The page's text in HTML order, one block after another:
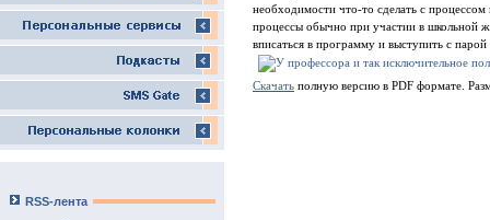
RSS-лента
необходимости что-то сделать с
процессы обычно при участии в школьной
вписаться в программу и выступить с
Скачать полную версию в PDF формате.